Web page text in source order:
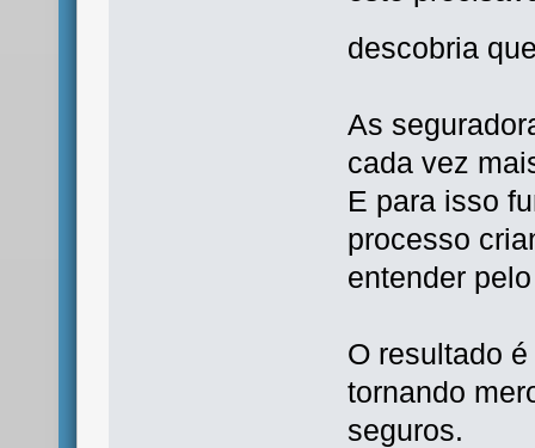
descobria
As
cada vez
E para isso
processo
entender
O resultado
tornando
seguros.